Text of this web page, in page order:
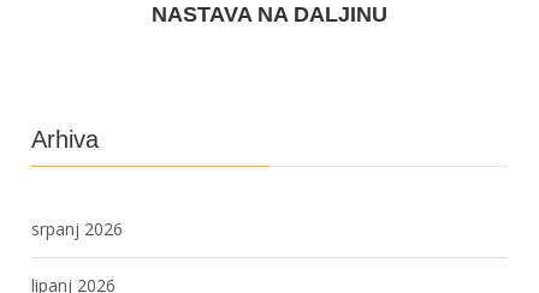
NASTAVA NA DALJINU
Arhiva
srpanj 2026
lipanj 2026